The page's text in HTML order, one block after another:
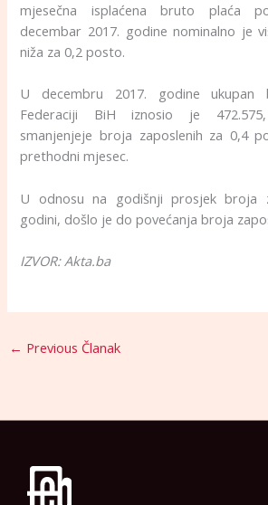
mjesečna isplaćena bruto plaća
decembar 2017. godine nominalno je
niža za 0,2 posto.
U decembru 2017. godine ukupan
Federaciji BiH iznosio je
smanjenjeje broja zaposlenih za 0,4
prethodni mjesec.
U odnosu na godišnji prosjek broja
godini, došlo je do povećanja broja
IZVOR: Akta.ba
← Previous Članak